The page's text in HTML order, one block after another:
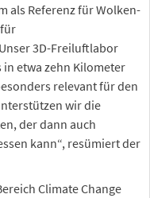
als Referenz für Wolken-
3D-Freiluftlabor
etwa zehn Kilometer
relevant für den
wir die
der dann auch
kann“, resümiert der
Climate Change